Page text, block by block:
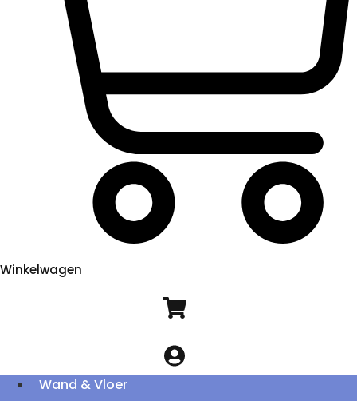
Winkelwagen
Wand & Vloer